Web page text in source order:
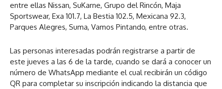
entre ellas Nissan, SuKarne, Grupo del Rincón, Maja
Sportswear, Exa 101.7, La Bestia 102.5, Mexicana 92.3,
Parques Alegres, Suma, Vamos Pintando, entre otras.
Las personas interesadas podrán registrarse a partir de
este jueves a las 6 de la tarde, cuando se dará a conocer un
número de WhatsApp mediante el cual recibirán un código
QR para completar su inscripción indicando la distancia que